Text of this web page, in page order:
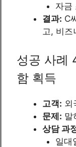
자금
결과: C
고, 비즈
성공 사례
함 획득
고객: 외
문제: 말
상담 과
일대